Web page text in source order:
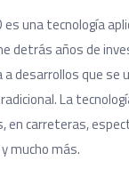
es una tecnología
detrás años de
a desarrollos que se
La
en carreteras,
mucho más.